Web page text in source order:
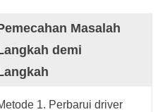
Masalah
demi
1. Perbarui driver